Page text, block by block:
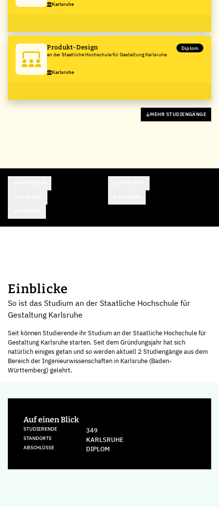
Karlsruhe
Produkt-Design
an der Staatliche Hochschule für Gestaltung Karlsruhe
Diplom
Karlsruhe
MEHR STUDIENGÄNGE
Einblicke
So ist das Studium an der Staatliche Hochschule für
Gestaltung Karlsruhe
Seit können Studierende ihr Studium an der Staatliche Hochschule für
Gestaltung Karlsruhe starten. Seit dem Gründungsjahr hat sich
natürlich einiges getan und so werden aktuell 2 Studiengänge aus dem
Bereich der Ingenieurwissenschaften in Karlsruhe (Baden-
Württemberg) gelehrt.
Auf einen Blick
STUDIERENDE 349
STANDORTE KARLSRUHE
ABSCHLÜSSE DIPLOM